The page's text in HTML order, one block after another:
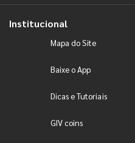
Institucional
Mapa do Site
Baixe o App
Dicas e Tutoriais
GIV coins